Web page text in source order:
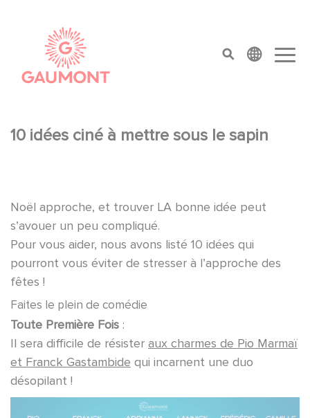
top menu
10 idées ciné à mettre sous le sapin
Noël approche, et trouver LA bonne idée peut
s’avouer un peu compliqué.
Pour vous aider, nous avons listé 10 idées qui
pourront vous éviter de stresser à l’approche des
fêtes !
Faites le plein de comédie
Toute Première Fois :
Il sera difficile de résister aux charmes de Pio Marmaï
et Franck Gastambide qui incarnent une duo
désopilant !